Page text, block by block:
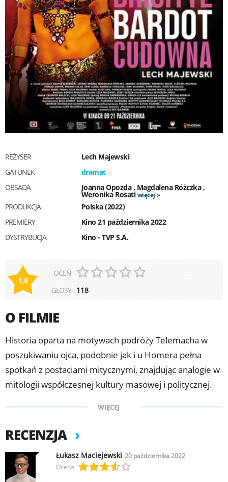
REŻYSER
Lech Majewski
GATUNEK
dramat
OBSADA
Joanna Opozda, Magdalena Różczka,
Weronika Rosati więcej
PRODUKCJA
Polska (2022)
PREMIERY
Kino 21 października 2022
DYSTRYBUCJA
Kino - TVP S.A.
1,8
OCEŃ
GŁOSY 118
O FILMIE
Historia oparta na motywach podróży Telemacha w
poszukiwaniu ojca, podobnie jak i u Homera pełna
spotkań z postaciami mitycznymi, znajdując analogie w
mitologii współczesnej kultury masowej i politycznej.
matką, którą niepokoją funkcjonariusze Urzędu
Bezpieczeństwa. Ojciec Adama bronił Albionu jako pilot
podczas drugiej wojny światowej i słuch o nim zaginął.
Do Adama przychodzą od niego paczki i kartki
pocztowe, ale Adam, który nigdy go nie widział,
WIĘCEJ
RECENZJA
Łukasz Maciejewski 20 października 2022
Ocena: